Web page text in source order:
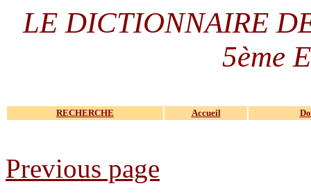
LE DICTIONNAIRE
5ème
RECHERCHE Accueil
Previous page